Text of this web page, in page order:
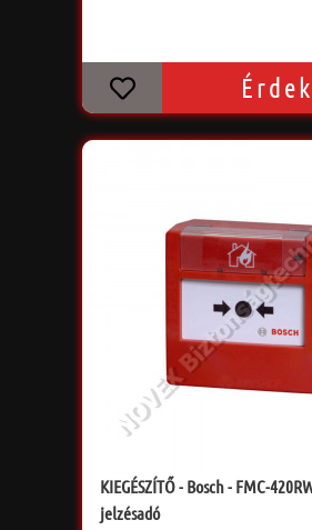
KIEGÉSZÍTŐ - Bosch - FMC-
jelzésadó